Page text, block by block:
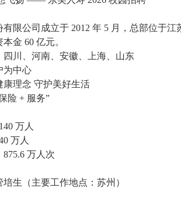
有限公司成立于 2012 年 5 月，总部位于
金 60 亿元。
四川、河南、安徽、上海、山东
为中心
康理念 守护美好生活
险 + 服务”
万人
万人
万人次
生（主要工作地点：苏州）